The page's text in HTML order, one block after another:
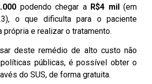
podendo chegar a R$4 mil(em
o que dificulta para o paciente
própria e realizar o tratamento.
deste remédio de alto custo não
públicas, é possível obter o
do SUS, de forma gratuita.